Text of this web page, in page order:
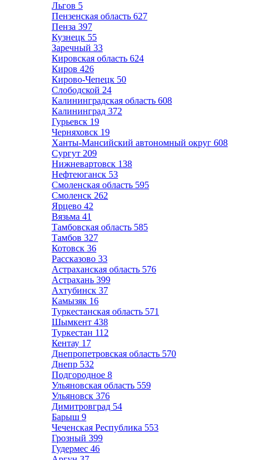
Льгов 5
Пензенская область 627
Пенза 397
Кузнецк 55
Заречный 33
Кировская область 624
Киров 426
Кирово-Чепецк 50
Слободской 24
Калининградская область 608
Калининград 372
Гурьевск 19
Черняховск 19
Ханты-Мансийский автономный округ 608
Сургут 209
Нижневартовск 138
Нефтеюганск 53
Смоленская область 595
Смоленск 262
Ярцево 42
Вязьма 41
Тамбовская область 585
Тамбов 327
Котовск 36
Рассказово 33
Астраханская область 576
Астрахань 399
Ахтубинск 37
Камызяк 16
Туркестанская область 571
Шымкент 438
Туркестан 112
Кентау 17
Днепропетровская область 570
Днепр 532
Подгородное 8
Ульяновская область 559
Ульяновск 376
Димитровград 54
Барыш 9
Чеченская Республика 553
Грозный 399
Гудермес 46